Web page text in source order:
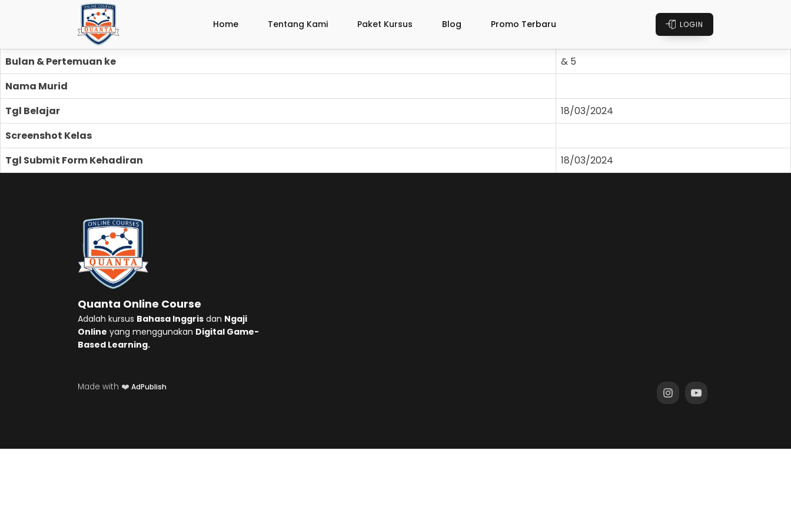
Home Tentang Kami Paket Kursus Blog Promo Terbaru LOGIN
Bulan & Pertemuan ke
& 5
Nama Murid
Tgl Belajar
18/03/2024
Screenshot Kelas
Tgl Submit Form Kehadiran
18/03/2024
Quanta Online Course
Adalah kursus Bahasa Inggris dan Ngaji
Online yang menggunakan Digital Game-
Based Learning.
Made with ❤️ AdPublish